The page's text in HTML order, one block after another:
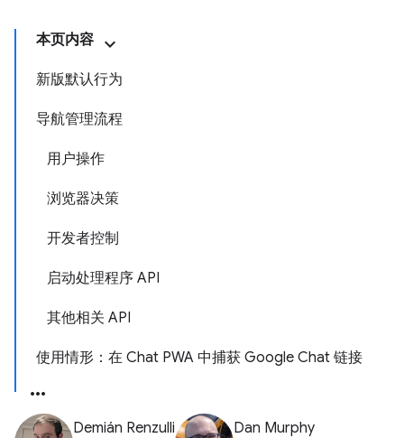
本页内容
新版默认行为
导航管理流程
用户操作
浏览器决策
开发者控制
启动处理程序 API
其他相关 API
使用情形：在 Chat PWA 中捕获 Google Chat 链接
Demián Renzulli Dan Murphy